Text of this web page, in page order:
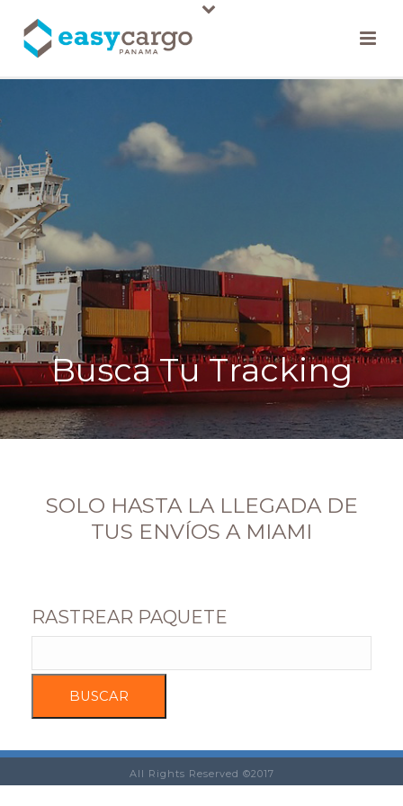
Busca Tu Tracking
SOLO HASTA LA LLEGADA DE
TUS ENVÍOS A MIAMI
RASTREAR PAQUETE
All Rights Reserved ©2017